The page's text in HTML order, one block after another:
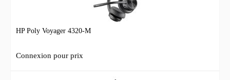
HP Poly Voyager 4320-M
Connexion pour prix